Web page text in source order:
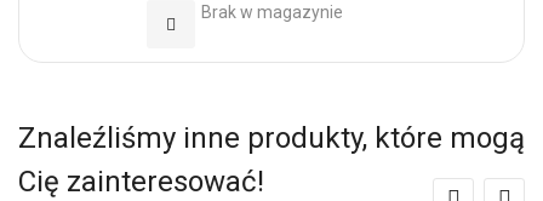
Brak w magazynie
Dodaj do Ulubionych
Znaleźliśmy inne produkty, które mogą
Cię zainteresować!